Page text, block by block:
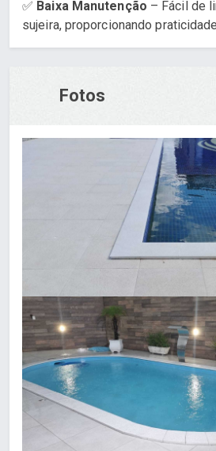
✅ Baixa Manutenção – Fácil de
sujeira, proporcionando
Fotos